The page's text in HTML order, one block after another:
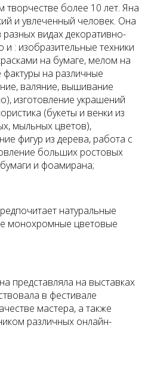
более 10 лет. Яна
и увлеченный человек. Она
видах декоративно-
и : изобразительные техники
на бумаге, мелом на
на различные
валяние, вышивание
изготовление украшений
(букеты и венки из
мыльных цветов),
фигур из дерева, работа с
больших ростовых
и фоамирана;
натуральные
монохромные цветовые
представляла на выставках
в фестивале
мастера, а также
различных онлайн-